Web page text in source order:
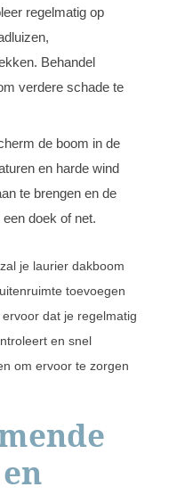
regelmatig op
Behandel
verdere schade te
de boom in de
en harde wind
te brengen en de
doek of net.
je laurier dakboom
toevoegen
dat je regelmatig
en snel
om ervoor te zorgen